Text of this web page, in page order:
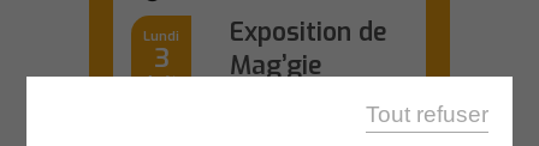
Tout refuser
Lundi
3
Août
Exposition de
Mag’gie